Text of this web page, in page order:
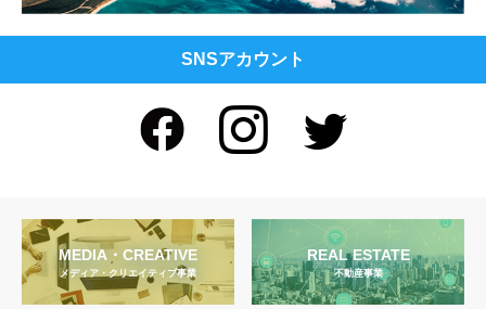
SNSアカウント
MEDIA・CREATIVE
メディア・クリエイティブ事業
REAL ESTATE
不動産事業